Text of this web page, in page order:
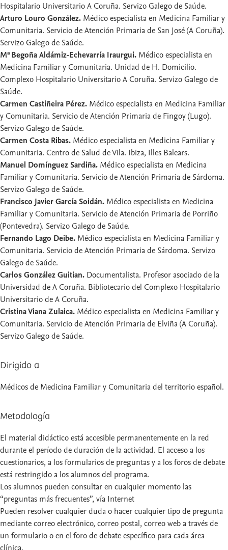
Hospitalario Universitario A Coruña. Servizo Galego de Saúde.
Arturo Louro González. Médico especialista en Medicina Familiar y
Comunitaria. Servicio de Atención Primaria de San José (A Coruña).
Servizo Galego de Saúde.
Mª Begoña Aldámiz-Echevarría Iraurgui. Médico especialista en
Medicina Familiar y Comunitaria. Unidad de H. Domicilio.
Complexo Hospitalario Universitario A Coruña. Servizo Galego de
Saúde.
Carmen Castiñeira Pérez. Médico especialista en Medicina Familiar
y Comunitaria. Servicio de Atención Primaria de Fingoy (Lugo).
Servizo Galego de Saúde.
Carmen Costa Ribas. Médico especialista en Medicina Familiar y
Comunitaria. Centro de Salud de Vila. Ibiza, Illes Balears.
Manuel Domínguez Sardiña. Médico especialista en Medicina
Familiar y Comunitaria. Servicio de Atención Primaria de Sárdoma.
Servizo Galego de Saúde.
Francisco Javier García Soidán. Médico especialista en Medicina
Familiar y Comunitaria. Servicio de Atención Primaria de Porriño
(Pontevedra). Servizo Galego de Saúde.
Fernando Lago Deibe. Médico especialista en Medicina Familiar y
Comunitaria. Servicio de Atención Primaria de Sárdoma. Servizo
Galego de Saúde.
Carlos González Guitian. Documentalista. Profesor asociado de la
Universidad de A Coruña. Bibliotecario del Complexo Hospitalario
Universitario de A Coruña.
Cristina Viana Zulaica. Médico especialista en Medicina Familiar y
Comunitaria. Servicio de Atención Primaria de Elviña (A Coruña).
Servizo Galego de Saúde.
Dirigido a
Médicos de Medicina Familiar y Comunitaria del territorio español.
Metodología
El material didáctico está accesible permanentemente en la red
durante el período de duración de la actividad. El acceso a los
cuestionarios, a los formularios de preguntas y a los foros de debate
está restringido a los alumnos del programa.
Los alumnos pueden consultar en cualquier momento las
“preguntas más frecuentes”, vía Internet
Pueden resolver cualquier duda o hacer cualquier tipo de pregunta
mediante correo electrónico, correo postal, correo web a través de
un formulario o en el foro de debate específico para cada área